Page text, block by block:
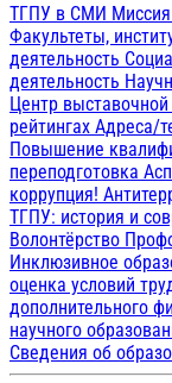
ТГПУ в СМИ
Факультеты,
деятельность
деятельность
Центр
рейтингах Адреса/
Повышение
переподготовка
коррупция!
ТГПУ: история и
Волонтёрство
Инклюзивное
оценка условий
дополнительного
научного
Сведения об